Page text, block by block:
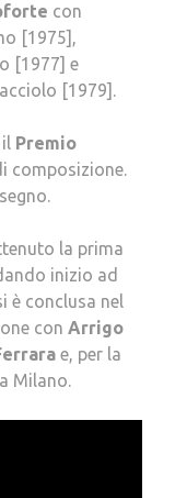
con
[1975],
[1977] e
[1979].
il Premio
composizione.
la prima
inizio ad
è conclusa nel
con Arrigo
e, per la
Milano.